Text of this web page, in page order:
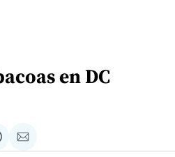
en DC
Compartir